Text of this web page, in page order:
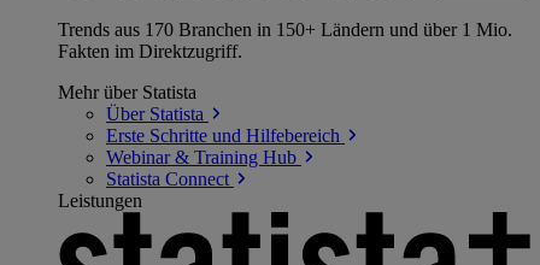
Trends aus 170 Branchen in 150+ Ländern und über 1 Mio.
Fakten im Direktzugriff.
Mehr über Statista
Über Statista
Erste Schritte und Hilfebereich
Webinar & Training Hub
Statista Connect
Leistungen